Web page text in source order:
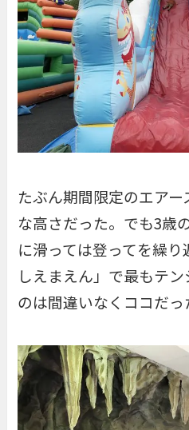
たぶん期間限定のエア
な高さだった。でも3歳
に滑っては登ってを繰
しえまえん」で最もテ
のは間違いなくココだっ